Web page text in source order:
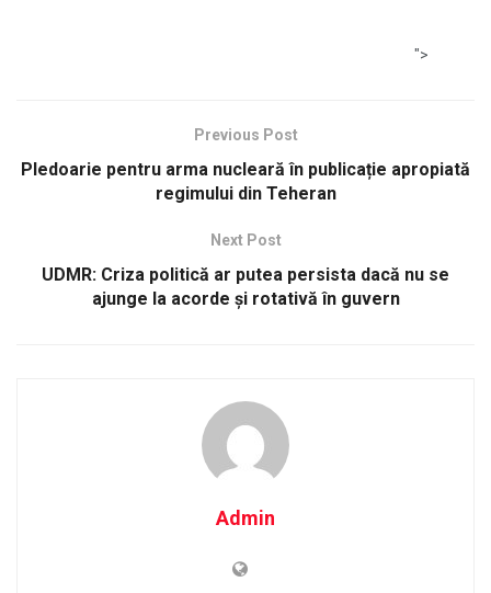
">
Previous Post
Pledoarie pentru arma nucleară în publicație apropiată
regimului din Teheran
Next Post
UDMR: Criza politică ar putea persista dacă nu se
ajunge la acorde și rotativă în guvern
Admin